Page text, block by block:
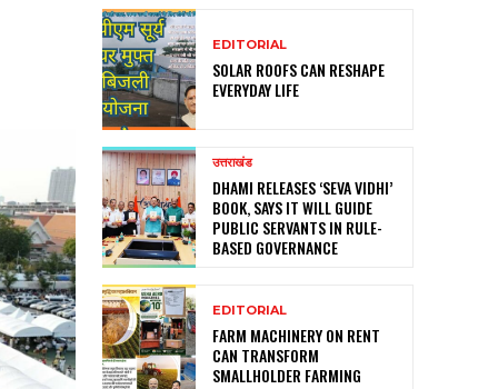
EDITORIAL
SOLAR ROOFS CAN RESHAPE
EVERYDAY LIFE
उत्तराखंड
DHAMI RELEASES ‘SEVA VIDHI’
BOOK, SAYS IT WILL GUIDE
PUBLIC SERVANTS IN RULE-
BASED GOVERNANCE
EDITORIAL
FARM MACHINERY ON RENT
CAN TRANSFORM
SMALLHOLDER FARMING